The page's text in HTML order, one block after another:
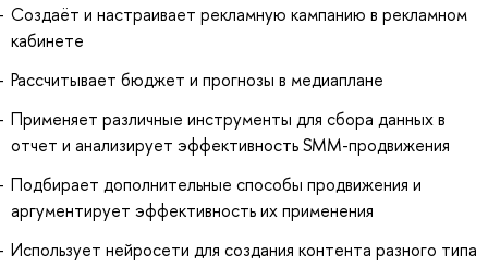
Создаёт и настраивает рекламную кампанию в рекламном
кабинете
Рассчитывает бюджет и прогнозы в медиаплане
Применяет различные инструменты для сбора данных в
отчет и анализирует эффективность SMM-продвижения
Подбирает дополнительные способы продвижения и
аргументирует эффективность их применения
Использует нейросети для создания контента разного типа